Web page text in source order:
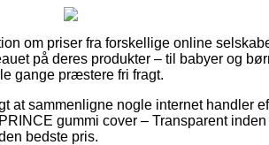
om priser fra forskellige online
på deres produkter – til babyer og
gange præstere fri fragt.
at sammenligne nogle internet handler
gummi cover – Transparent
bedste pris.